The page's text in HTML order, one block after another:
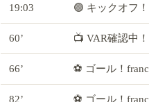
19:03 🟢 キックオフ
60’ 📺 VAR確認中！
66’ ⚽ ゴール！
82’ ⚽ ゴール！